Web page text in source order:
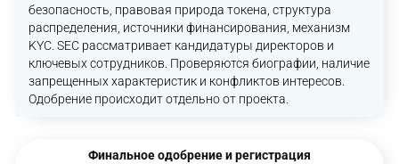
безопасность, правовая природа токена, структура
распределения, источники финансирования, механизм
KYC. SEC рассматривает кандидатуры директоров и
ключевых сотрудников. Проверяются биографии, наличие
запрещенных характеристик и конфликтов интересов.
Одобрение происходит отдельно от проекта.
Финальное одобрение и регистрация